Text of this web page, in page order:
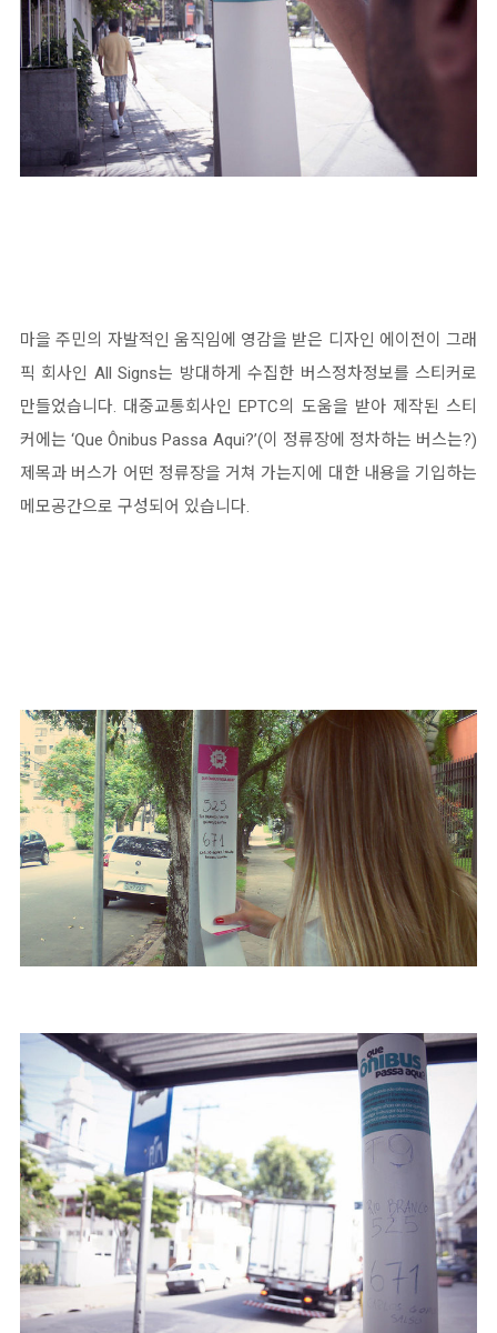
마을 주민의 자발적인 움직임에 영감을 받은 디자인 에이전이 그래
픽 회사인 All Signs는 방대하게 수집한 버스정차정보를 스티커로
만들었습니다. 대중교통회사인 EPTC의 도움을 받아 제작된 스티
커에는 ‘Que Ônibus Passa Aqui?’(이 정류장에 정차하는 버스는?)
제목과 버스가 어떤 정류장을 거쳐 가는지에 대한 내용을 기입하는
메모공간으로 구성되어 있습니다.